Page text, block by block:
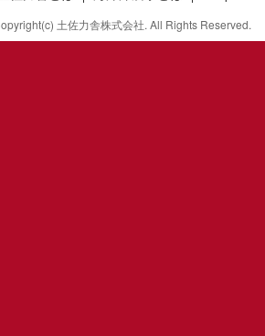
土佐力舎株式会社. All Rights Reserved.